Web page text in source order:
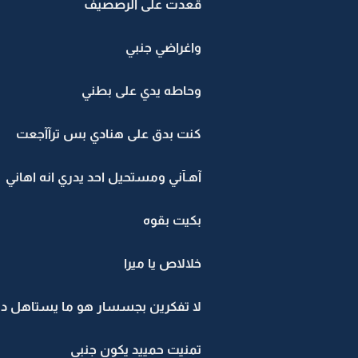
قعدت على الرصصيف
واغراضي جنبي
وحاطه يدي على بطني
كنت بدق على هنادي بس ترآآجعت
آهـآني ومستحيل احد يدري انه اهاني
بكيت بقوه
خلالاص يا ميرا
لا تفكرين بجسسار هو ما يستاهل
تمنيت حمييد يكون جنبي